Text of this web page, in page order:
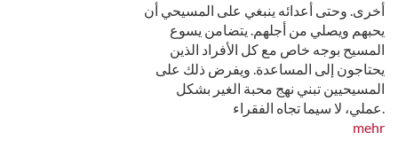
أخرى. وحتى أعدائه ينبغي على المسيحي أن
يحبهم ويصلي من أجلهم. يتضامن يسوع
المسيح بوجه خاص مع كل الأفراد الذين
يحتاجون إلى المساعدة. ويفرض ذلك على
المسيحيين تبني نهج محبة الغير بشكل
عملي، لا سيما تجاه الفقراء.
mehr